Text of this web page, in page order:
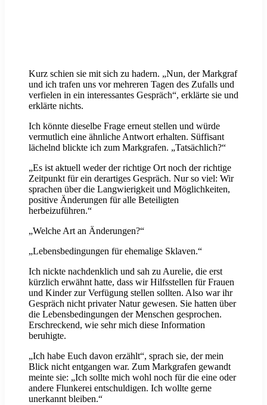
Kurz schien sie mit sich zu hadern. „Nun, der Markgraf
und ich trafen uns vor mehreren Tagen des Zufalls und
verfielen in ein interessantes Gespräch“, erklärte sie und
erklärte nichts.
Ich könnte dieselbe Frage erneut stellen und würde
vermutlich eine ähnliche Antwort erhalten. Süffisant
lächelnd blickte ich zum Markgrafen. „Tatsächlich?“
„Es ist aktuell weder der richtige Ort noch der richtige
Zeitpunkt für ein derartiges Gespräch. Nur so viel: Wir
sprachen über die Langwierigkeit und Möglichkeiten,
positive Änderungen für alle Beteiligten
herbeizuführen.“
„Welche Art an Änderungen?“
„Lebensbedingungen für ehemalige Sklaven.“
Ich nickte nachdenklich und sah zu Aurelie, die erst
kürzlich erwähnt hatte, dass wir Hilfsstellen für Frauen
und Kinder zur Verfügung stellen sollten. Also war ihr
Gespräch nicht privater Natur gewesen. Sie hatten über
die Lebensbedingungen der Menschen gesprochen.
Erschreckend, wie sehr mich diese Information
beruhigte.
„Ich habe Euch davon erzählt“, sprach sie, der mein
Blick nicht entgangen war. Zum Markgrafen gewandt
meinte sie: „Ich sollte mich wohl noch für die eine oder
andere Flunkerei entschuldigen. Ich wollte gerne
unerkannt bleiben.“